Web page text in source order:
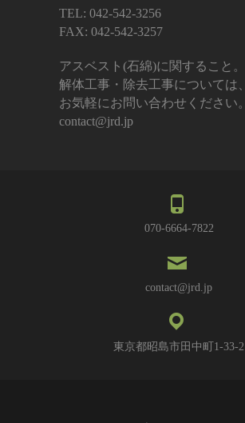
TEL: 042-542-3256
FAX: 042-542-3257
アスベスト(石綿)に関すること。
解体工事・除去工事については、
お気軽にお問い合わせください。
contact@jrd.jp
070-6664-7822
contact@jrd.jp
東京都昭島市田中町1-33-2